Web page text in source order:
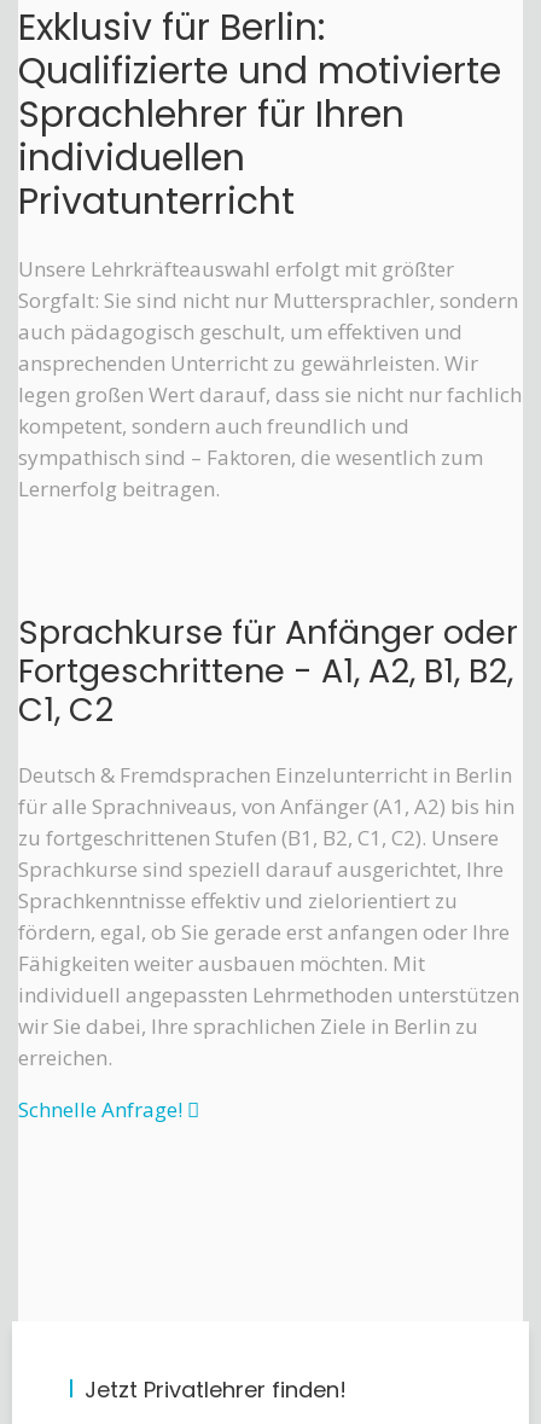
Exklusiv für Berlin:
Qualifizierte und motivierte
Sprachlehrer für Ihren
individuellen
Privatunterricht
Unsere Lehrkräfteauswahl erfolgt mit größter
Sorgfalt: Sie sind nicht nur Muttersprachler, sondern
auch pädagogisch geschult, um effektiven und
ansprechenden Unterricht zu gewährleisten. Wir
legen großen Wert darauf, dass sie nicht nur fachlich
kompetent, sondern auch freundlich und
sympathisch sind – Faktoren, die wesentlich zum
Lernerfolg beitragen.
Sprachkurse für Anfänger oder
Fortgeschrittene - A1, A2, B1, B2,
C1, C2
Deutsch & Fremdsprachen Einzelunterricht in Berlin
für alle Sprachniveaus, von Anfänger (A1, A2) bis hin
zu fortgeschrittenen Stufen (B1, B2, C1, C2). Unsere
Sprachkurse sind speziell darauf ausgerichtet, Ihre
Sprachkenntnisse effektiv und zielorientiert zu
fördern, egal, ob Sie gerade erst anfangen oder Ihre
Fähigkeiten weiter ausbauen möchten. Mit
individuell angepassten Lehrmethoden unterstützen
wir Sie dabei, Ihre sprachlichen Ziele in Berlin zu
erreichen.
Schnelle Anfrage!
Jetzt Privatlehrer finden!